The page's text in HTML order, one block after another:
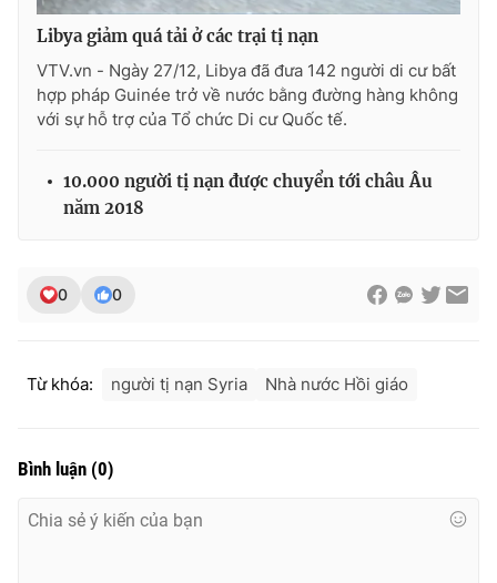
THỜI BÁO VTV
Theo dõi báo trên
Cơ quan báo chí:
Tổng Biên tập:Vũ Thanh Thủy
Tổng đài VTV:
Ðiện thoại Thời báo VTV:
Libya giảm quá tải ở các trại tị nạn
VTV.vn - Ngày 27/12, Libya đã đưa 142 người di cư bất
hợp pháp Guinée trở về nước bằng đường hàng không
với sự hỗ trợ của Tổ chức Di cư Quốc tế.
10.000 người tị nạn được chuyển tới châu Âu
năm 2018
0 0
Từ khóa: người tị nạn Syria Nhà nước Hồi giáo
Bình luận (0)